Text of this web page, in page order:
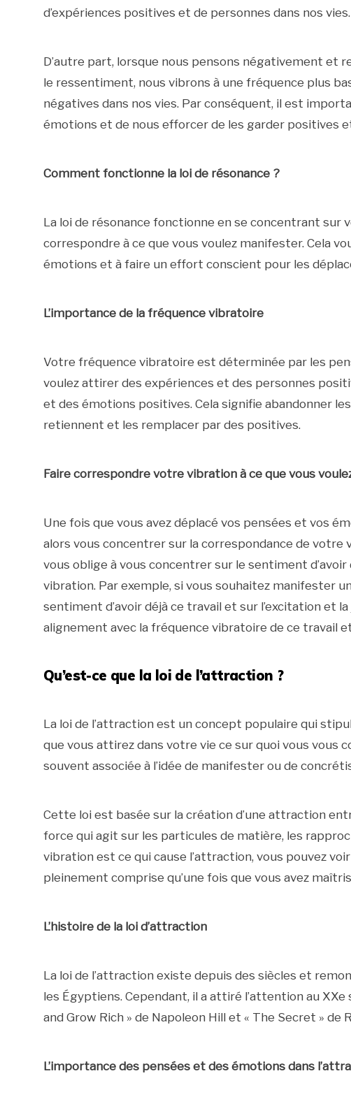
d’expériences positives et de personnes dans nos vies.
D’autre part, lorsque nous pensons négativement et
le ressentiment, nous vibrons à une fréquence plus
négatives dans nos vies. Par conséquent, il est
émotions et de nous efforcer de les garder positives
Comment fonctionne la loi de résonance ?
La loi de résonance fonctionne en se concentrant
correspondre à ce que vous voulez manifester. Cela
émotions et à faire un effort conscient pour les
L’importance de la fréquence vibratoire
Votre fréquence vibratoire est déterminée par les
voulez attirer des expériences et des personnes
et des émotions positives. Cela signifie abandonner
retiennent et les remplacer par des positives.
Faire correspondre votre vibration à ce que vous
Une fois que vous avez déplacé vos pensées et vos
alors vous concentrer sur la correspondance de votre
vous oblige à vous concentrer sur le sentiment
vibration. Par exemple, si vous souhaitez manifester
sentiment d’avoir déjà ce travail et sur l’excitation et
alignement avec la fréquence vibratoire de ce travail
Qu’est-ce que la loi de l’attraction ?
La loi de l’attraction est un concept populaire qui
que vous attirez dans votre vie ce sur quoi vous vous
souvent associée à l’idée de manifester ou de
Cette loi est basée sur la création d’une attraction
force qui agit sur les particules de matière, les
vibration est ce qui cause l’attraction, vous pouvez
pleinement comprise qu’une fois que vous avez
L’histoire de la loi d’attraction
La loi de l’attraction existe depuis des siècles et
les Égyptiens. Cependant, il a attiré l’attention au
and Grow Rich » de Napoleon Hill et « The Secret » de
L’importance des pensées et des émotions dans